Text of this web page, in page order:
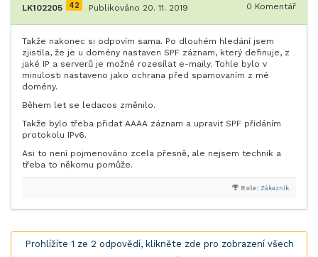
LK102205 42 Publikováno 20. 11. 2019 0 Komentář
Takže nakonec si odpovím sama. Po dlouhém hledání jsem
zjistila, že je u domény nastaven SPF záznam, který definuje, z
jaké IP a serverů je možné rozesílat e-maily. Tohle bylo v
minulosti nastaveno jako ochrana před spamovaním z mé
domény.
Během let se ledacos změnilo.
Takže bylo třeba přidat AAAA záznam a upravit SPF přidáním
protokolu IPv6.
Asi to není pojmenováno zcela přesně, ale nejsem technik a
třeba to někomu pomůže.
Role: Zákazník
Prohlížíte 1 ze 2 odpovědí, klikněte zde pro zobrazení všech